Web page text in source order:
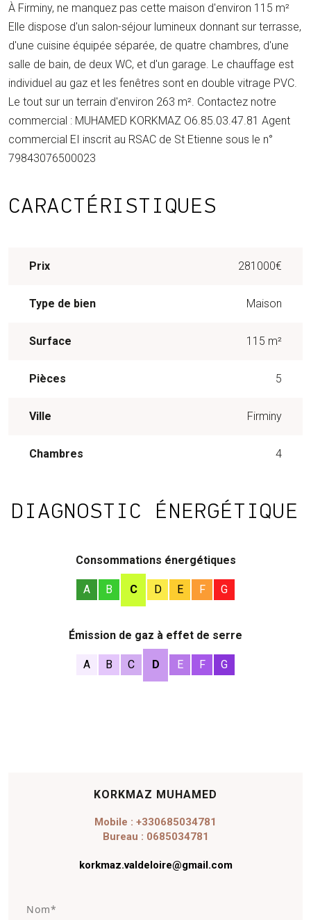
À Firminy, ne manquez pas cette maison d'environ 115 m²
Elle dispose d'un salon-séjour lumineux donnant sur terrasse,
d'une cuisine équipée séparée, de quatre chambres, d'une
salle de bain, de deux WC, et d'un garage. Le chauffage est
individuel au gaz et les fenêtres sont en double vitrage PVC.
Le tout sur un terrain d'environ 263 m². Contactez notre
commercial : MUHAMED KORKMAZ O6.85.03.47.81 Agent
commercial EI inscrit au RSAC de St Etienne sous le n°
79843076500023
CARACTÉRISTIQUES
Prix 281000€
Type de bien Maison
Surface 115 m²
Pièces 5
Ville Firminy
Chambres 4
DIAGNOSTIC ÉNERGÉTIQUE
Consommations énergétiques
A B C D E F G
Émission de gaz à effet de serre
A B C D E F G
KORKMAZ MUHAMED
Mobile : +330685034781
Bureau : 0685034781
korkmaz.valdeloire@gmail.com
N